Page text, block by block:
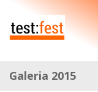
Galeria 2015